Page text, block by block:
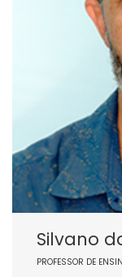
Silvano
PROFESSOR DE